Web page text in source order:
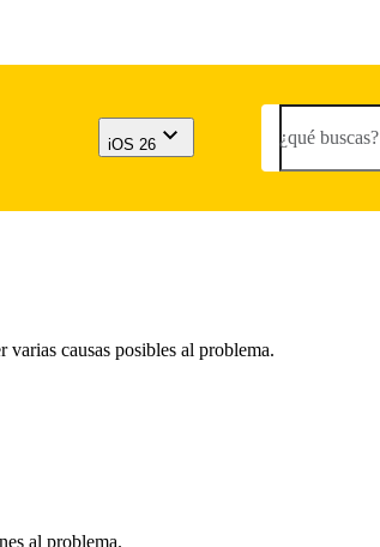
iOS 26 ¿qué buscas?
causas posibles al problema.
al problema.